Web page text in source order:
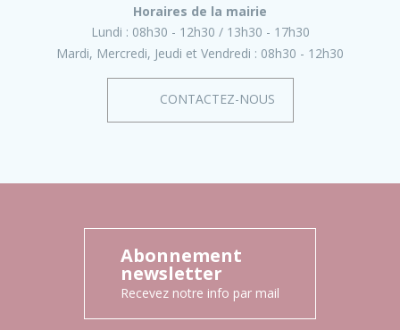
Horaires de la mairie
Lundi : 08h30 - 12h30
13h30 - 17h30
Mardi, Mercredi, Jeudi et Vendredi : 08h30 - 12h30
CONTACTEZ-NOUS
Abonnement
newsletter
Recevez notre info par mail